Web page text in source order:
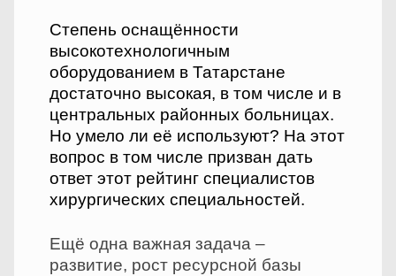
Степень оснащённости
высокотехнологичным
оборудованием в Татарстане
достаточно высокая, в том числе и в
центральных районных больницах.
Но умело ли её используют? На этот
вопрос в том числе призван дать
ответ этот рейтинг специалистов
хирургических специальностей.
Ещё одна важная задача –
развитие, рост ресурсной базы